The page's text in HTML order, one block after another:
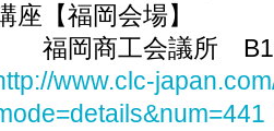
座【福岡会場】
福岡商工会議所 B1
www.clc-